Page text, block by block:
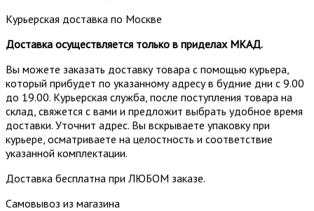
Курьерская доставка по Москве
Доставка осуществляется только в приделах МКАД.
Вы можете заказать доставку товара с помощью курьера,
который прибудет по указанному адресу в будние дни с 9.00
до 19.00. Курьерская служба, после поступления товара на
склад, свяжется с вами и предложит выбрать удобное время
доставки. Уточнит адрес. Вы вскрываете упаковку при
курьере, осматриваете на целостность и соответствие
указанной комплектации.
Доставка бесплатна при ЛЮБОМ заказе.
Самовывоз из магазина